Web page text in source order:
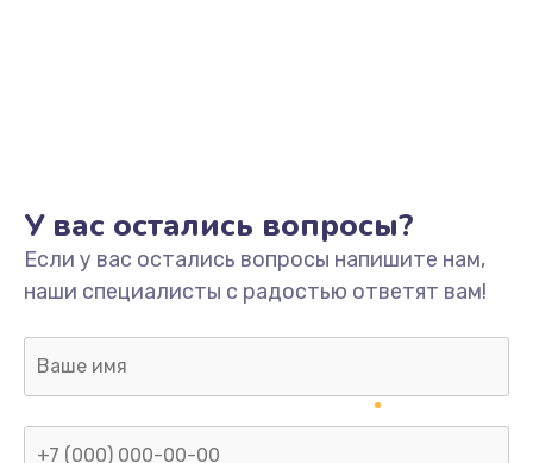
У вас остались вопросы?
Если у вас остались вопросы напишите нам,
наши специалисты с радостью ответят вам!